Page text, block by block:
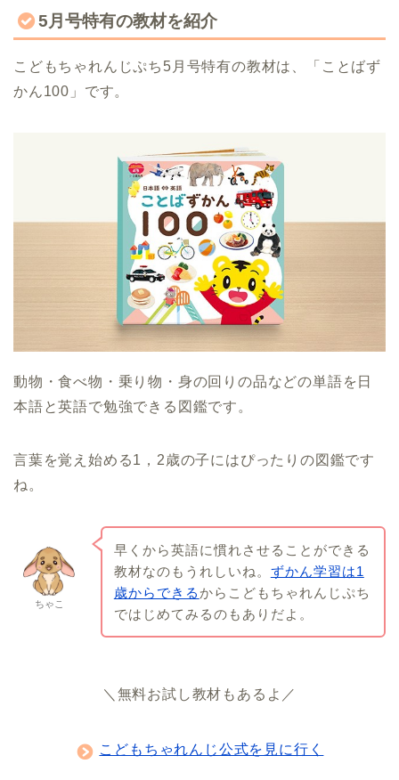
5月号特有の教材を紹介
こどもちゃれんじぷち5月号特有の教材は、「ことばず
かん100」です。
動物・食べ物・乗り物・身の回りの品などの単語を日
本語と英語で勉強できる図鑑です。
言葉を覚え始める1，2歳の子にはぴったりの図鑑です
ね。
ちゃこ
早くから英語に慣れさせることができる
教材なのもうれしいね。 ずかん学習は1
歳からできる からこどもちゃれんじぷち
ではじめてみるのもありだよ。
＼無料お試し教材もあるよ／
こどもちゃれんじ公式を見に行く